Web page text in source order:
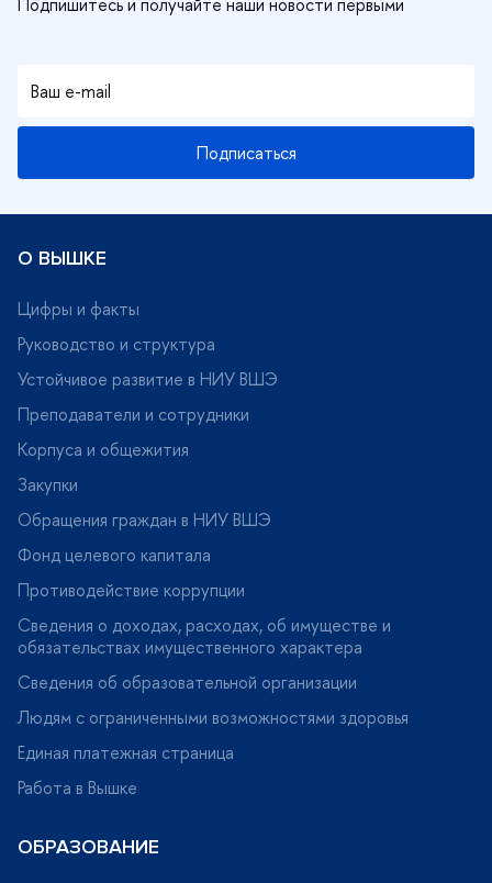
Подписаться
О ВЫШКЕ
Цифры и факты
Руководство и структура
Устойчивое развитие в НИУ ВШЭ
Преподаватели и сотрудники
Корпуса и общежития
Закупки
Обращения граждан в НИУ ВШЭ
Фонд целевого капитала
Противодействие коррупции
Сведения о доходах, расходах, об имуществе и
обязательствах имущественного характера
Сведения об образовательной организации
Людям с ограниченными возможностями здоровья
Единая платежная страница
Работа в Вышке
ОБРАЗОВАНИЕ